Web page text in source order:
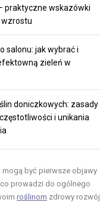
praktyczne wskazówki
salonu: jak wybrać i
zieleń w
doniczkowych: zasady
i unikania
mogą być pierwsze objawy
co prowadzi do ogólnego
roślinom zdrowy rozwój.